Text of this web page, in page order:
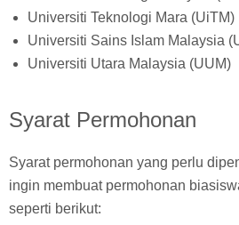
Universiti Teknologi Mara (UiTM)
Universiti Sains Islam Malaysia
Universiti Utara Malaysia (UUM)
Syarat Permohonan
Syarat permohonan yang perlu
ingin membuat permohonan
seperti berikut: